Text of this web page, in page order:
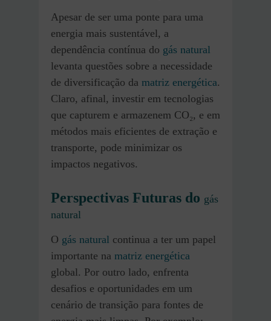
Apesar de ser uma ponte para uma
energia mais sustentável, a
dependência contínua do gás natural
levanta questões sobre a necessidade
de diversificação da matriz energética.
Claro, afinal, investir em tecnologias
que capturem e armazenem CO₂, e em
métodos mais eficientes de extração e
transporte, pode minimizar os
impactos negativos.
Perspectivas Futuras do gás
natural
O gás natural continua a ter um papel
importante na matriz energética
global. Por outro lado, enfrenta
desafios e oportunidades em um
cenário de transição para fontes de